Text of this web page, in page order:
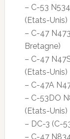
– C-53
(Etats-Unis)
– C-47
Bretagne)
– C-47
(Etats-Unis)
– C-47A
– C-53DO
(Etats-Unis)
– DC-3 (C-
– C-47